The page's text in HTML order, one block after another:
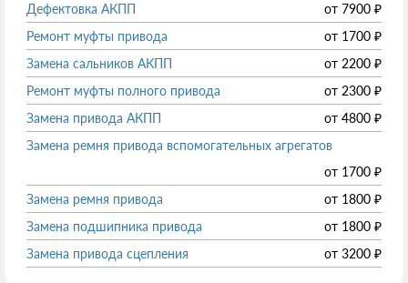
Дефектовка АКПП
от 7900 ₽
Ремонт муфты привода
от 1700 ₽
Замена сальников АКПП
от 2200 ₽
Ремонт муфты полного привода
от 2300 ₽
Замена привода АКПП
от 4800 ₽
Замена ремня привода вспомогательных агрегатов
от 1700 ₽
Замена ремня привода
от 1800 ₽
Замена подшипника привода
от 1800 ₽
Замена привода сцепления
от 3200 ₽